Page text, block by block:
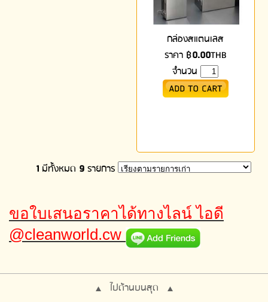
กล่องสแตนเลส
ราคา ฿0.00THB
จำนวน
1 มีทั้งหมด 9รายการ
ขอใบเสนอราคาได้ทางไลน์ ไอดี
@cleanworld.cw
ไปด้านบนสุด